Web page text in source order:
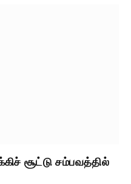
சூட்டு சம்பவத்தில்